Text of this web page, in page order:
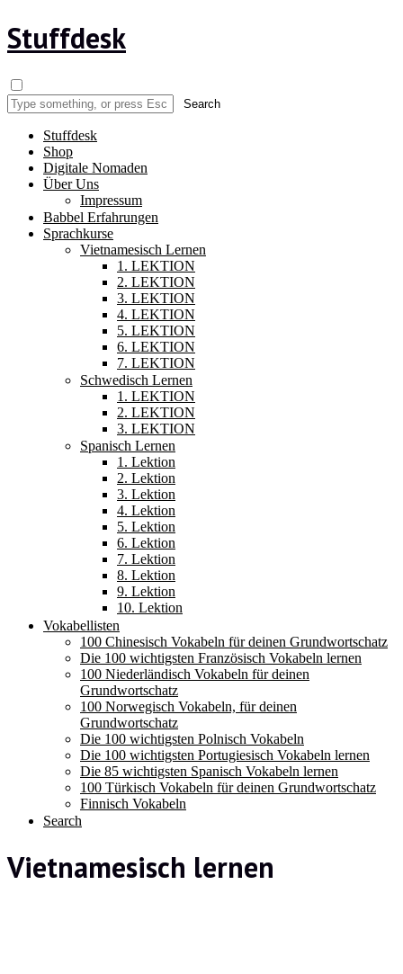
Stuffdesk
Stuffdesk
Shop
Digitale Nomaden
Über Uns
Impressum
Babbel Erfahrungen
Sprachkurse
Vietnamesisch Lernen
1. LEKTION
2. LEKTION
3. LEKTION
4. LEKTION
5. LEKTION
6. LEKTION
7. LEKTION
Schwedisch Lernen
1. LEKTION
2. LEKTION
3. LEKTION
Spanisch Lernen
1. Lektion
2. Lektion
3. Lektion
4. Lektion
5. Lektion
6. Lektion
7. Lektion
8. Lektion
9. Lektion
10. Lektion
Vokabellisten
100 Chinesisch Vokabeln für deinen Grundwortschatz
Die 100 wichtigsten Französisch Vokabeln lernen
100 Niederländisch Vokabeln für deinen
Grundwortschatz
100 Norwegisch Vokabeln, für deinen
Grundwortschatz
Die 100 wichtigsten Polnisch Vokabeln
Die 100 wichtigsten Portugiesisch Vokabeln lernen
Die 85 wichtigsten Spanisch Vokabeln lernen
100 Türkisch Vokabeln für deinen Grundwortschatz
Finnisch Vokabeln
Search
Vietnamesisch lernen